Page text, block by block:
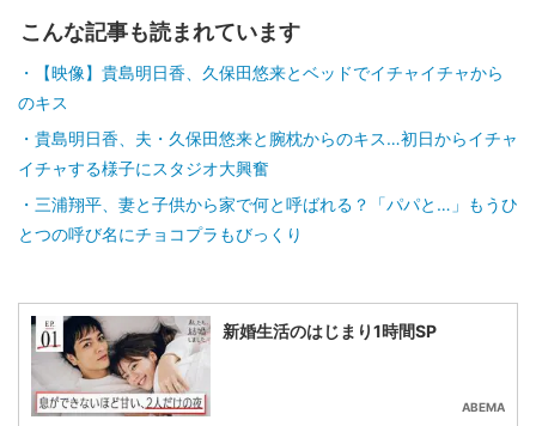
こんな記事も読まれています
【映像】貴島明日香、久保田悠来とベッドでイチャイチャから
のキス
貴島明日香、夫・久保田悠来と腕枕からのキス…初日からイチャ
イチャする様子にスタジオ大興奮
三浦翔平、妻と子供から家で何と呼ばれる？「パパと…」もうひ
とつの呼び名にチョコプラもびっくり
新婚生活のはじまり1時間SP
ABEMA